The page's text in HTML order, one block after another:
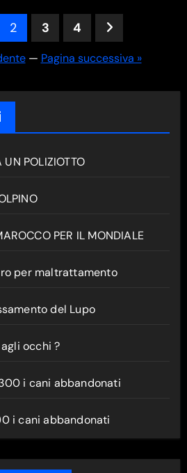
2 3 4
— Pagina successiva »
UN POLIZIOTTO
PER IL MONDIALE
per maltrattamento
del Lupo
occhi ?
i cani abbandonati
i cani abbandonati